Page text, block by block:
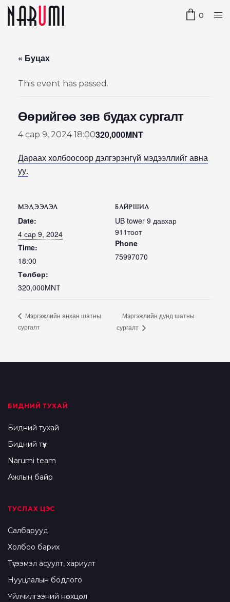
0
« Буцах
This event has passed.
Өөрийгөө зөв будах сургалт
4 сар 9, 2024 18:00320,000MNT
Дараах холбоосоор дэлгэрэнгүй мэдээллийг авна
уу.
МЭДЭЭЛЭЛ
Date:
4 сар 9, 2024
Time:
18:00
Төлбөр:
320,000MNT
БАЙРШИЛ
UB tower 9 давхар
911тоот
Phone
75997070
Мэргэжлийн анхан шатны
сургалт
Мэргэжлийн дунд шатны
сургалт
БИДНИЙ ТУХАЙ
Бидний тухай
Бидний түүх
Narumi team
Ажлын байр
ТУСЛАХ ЦЭС
Салбарууд
Холбоо барих
Түгээмэл асуулт, хариулт
Нууцлалын бодлого
Үйлчилгээний нөхцөл